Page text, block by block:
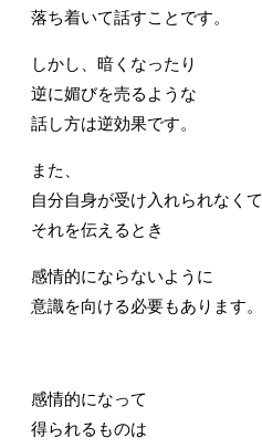
落ち着いて話すことです。
しかし、暗くなったり
逆に媚びを売るような
話し方は逆効果です。
また、
自分自身が受け入れられなくて
それを伝えるとき
感情的にならないように
意識を向ける必要もあります。
感情的になって
得られるものは